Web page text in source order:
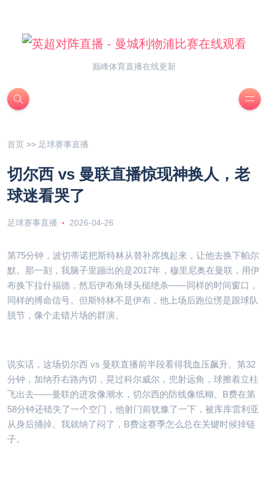
巅峰体育直播在线更新
首页 >> 足球赛事直播
切尔西 vs 曼联直播惊现神换人，老
球迷看哭了
足球赛事直播 2026-04-26
第75分钟，波切蒂诺把斯特林从替补席拽起来，让他去换下帕尔
默。那一刻，我脑子里蹦出的是2017年，穆里尼奥在曼联，用伊
布换下拉什福德，然后伊布角球头槌绝杀——同样的时间窗口，
同样的搏命信号。但斯特林不是伊布，他上场后跑位愣是跟球队
脱节，像个走错片场的群演。
说实话，这场切尔西 vs 曼联直播前半段看得我血压飙升。第32
分钟，加纳乔右路内切，晃过科尔威尔，兜射远角，球擦着立柱
飞出去——曼联的进攻像潮水，切尔西的防线像纸糊。B费在第
58分钟还错失了一个空门，他射门前犹豫了一下，被库库雷利亚
从身后捅掉。我就纳了闷了，B费这赛季怎么总在关键时候掉链
子。